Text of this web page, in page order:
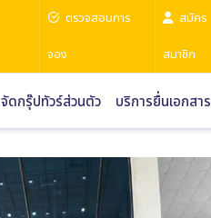
ตรวจสอบการ
จอง
สมัคร
สมาชิก
จัดกรุ๊ปทัวร์ส่วนตัว บริการยื่นเอกสาร